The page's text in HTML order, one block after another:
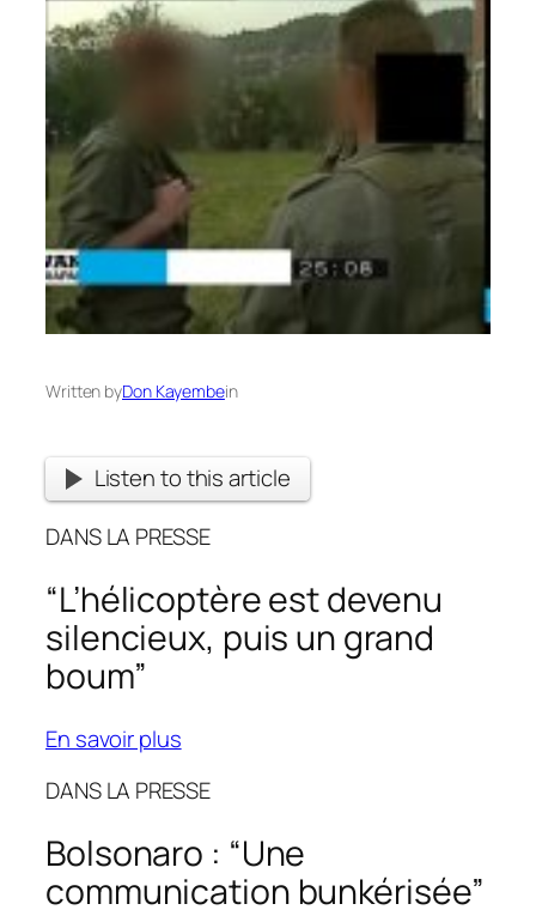
Written byDon Kayembein
Listen to this article
DANS LA PRESSE
“L’hélicoptère est devenu
silencieux, puis un grand
boum”
En savoir plus
DANS LA PRESSE
Bolsonaro : “Une
communication bunkérisée”